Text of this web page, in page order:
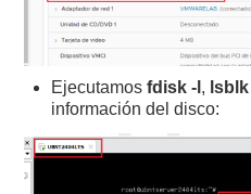
Ejecutamosfdisk -l ,
información del disco: